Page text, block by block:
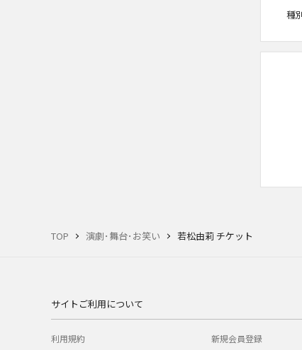
TOP 演劇･舞台･お笑い 若松由莉 チケット
種
サイトご利用について
利用規約
新規会員登録